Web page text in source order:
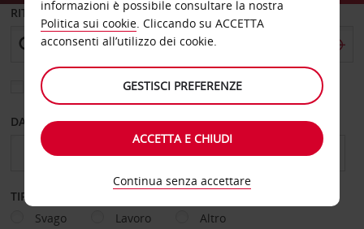
RITIRO DA
Scegli una località di riconsegna diversa
DAL GIORNO AL GIORNO
TIPOLOGIA DI NOLEGGIO
Svago
Lavoro Altro
informazioni è possibile consultare la nostra
Politica sui cookie. Cliccando su ACCETTA
acconsenti all’utilizzo dei cookie.
GESTISCI PREFERENZE
ACCETTA E CHIUDI
Continua senza accettare